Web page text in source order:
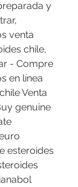
y
venta
chile,
- Compre
en línea
Venta
genuine
esteroides